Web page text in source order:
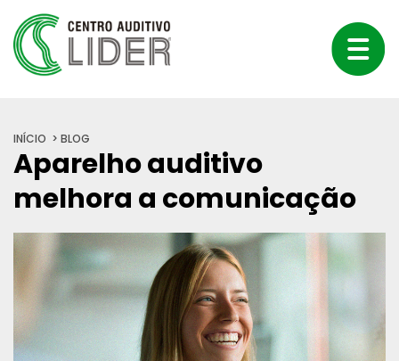
INÍCIO BLOG
Aparelho auditivo
melhora a comunicação